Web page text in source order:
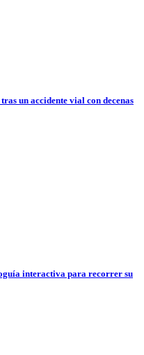
un accidente vial con decenas
interactiva para recorrer su